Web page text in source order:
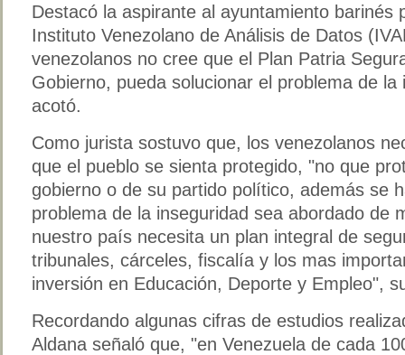
Destacó la aspirante al ayuntamiento barinés
Instituto Venezolano de Análisis de Datos
venezolanos no cree que el Plan Patria
Gobierno, pueda solucionar el problema de
acotó.
Como jurista sostuvo que, los venezolanos
que el pueblo se sienta protegido, "no que
gobierno o de su partido político, además se
problema de la inseguridad sea abordado de
nuestro país necesita un plan integral de
tribunales, cárceles, fiscalía y los mas
inversión en Educación, Deporte y Empleo",
Recordando algunas cifras de estudios
Aldana señaló que, "en Venezuela de cada